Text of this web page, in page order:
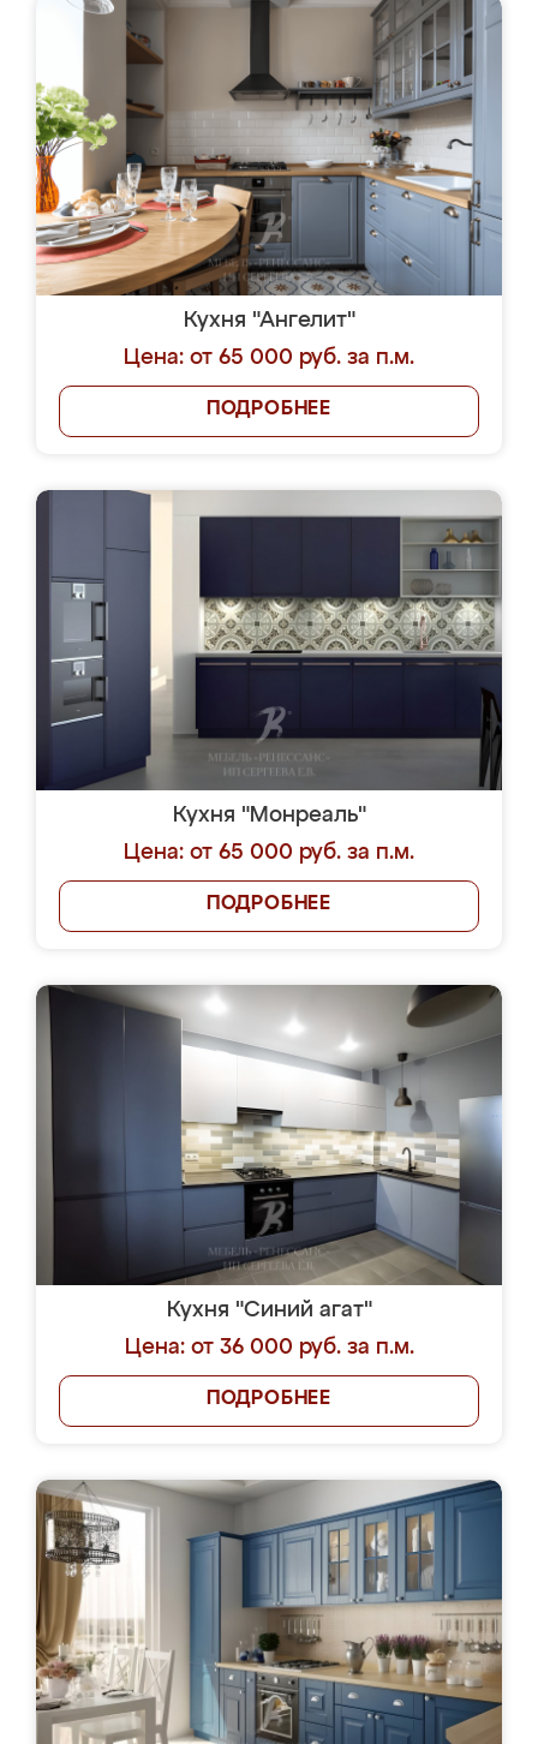
Кухня "Ангелит"
Цена: от 65 000 руб. за п.м.
ПОДРОБНЕЕ
Кухня "Монреаль"
Цена: от 65 000 руб. за п.м.
ПОДРОБНЕЕ
Кухня "Синий агат"
Цена: от 36 000 руб. за п.м.
ПОДРОБНЕЕ